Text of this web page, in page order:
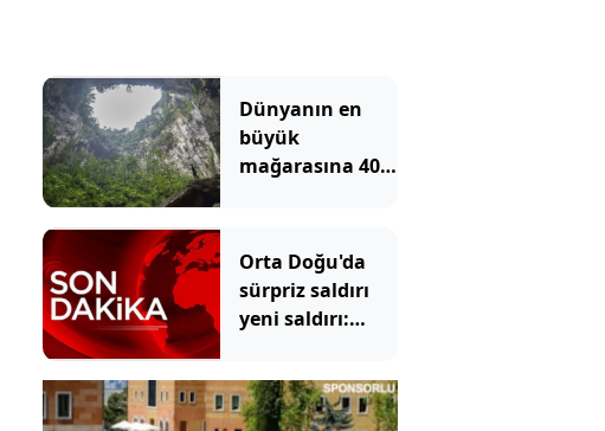
Dünyanın en
büyük
mağarasına 40
Orta Doğu'da
sürpriz saldırı
yeni saldırı:
asker öldü